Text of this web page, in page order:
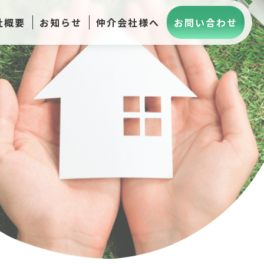
概要 お知らせ 仲介会社様へ お問い合わせ